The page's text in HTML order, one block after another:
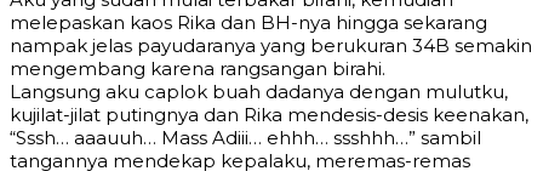
melepaskan kaos Rika dan BH-nya hingga sekarang
nampak jelas payudaranya yang berukuran 34B semakin
mengembang karena rangsangan birahi.
Langsung aku caplok buah dadanya dengan mulutku,
kujilat-jilat putingnya dan Rika mendesis-desis keenakan,
“Sssh… aaauuh… Mass Adiii… ehhh… ssshhh…” sambil
tangannya mendekap kepalaku, meremas-remas